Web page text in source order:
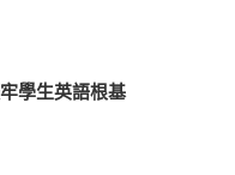
學生英語根基